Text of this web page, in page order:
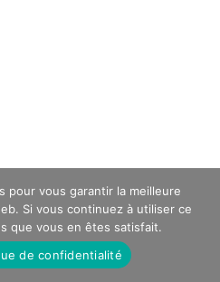
pour vous garantir la meilleure
Si vous continuez à utiliser ce
que vous en êtes satisfait.
de confidentialité